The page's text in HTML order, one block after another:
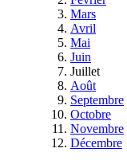
Mars
Avril
Mai
Juin
Juillet
Août
Septembre
Octobre
Novembre
Décembre